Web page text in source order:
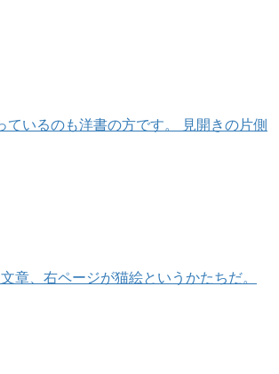
いるのも洋書の方です。 見開きの片側
章、右ページが猫絵というかたちだ。